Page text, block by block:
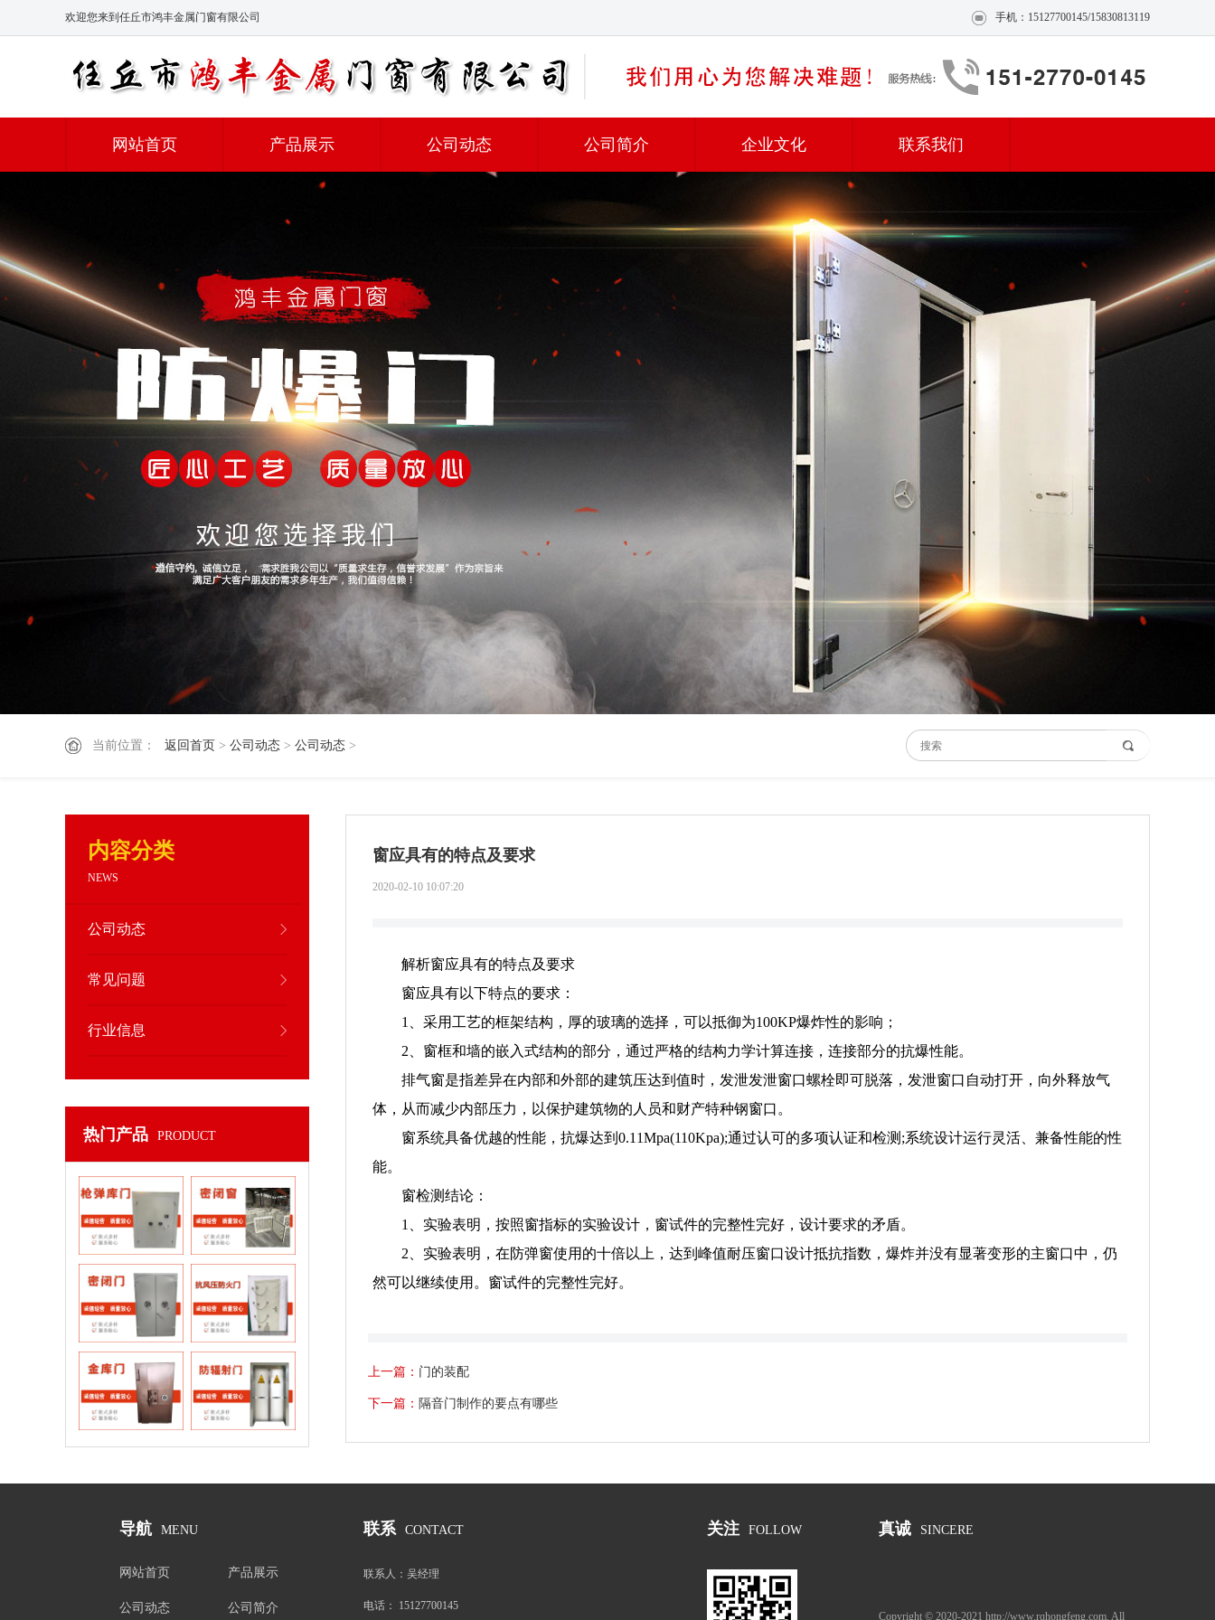
欢迎您来到任丘市鸿丰金属门窗有限公司 手机：15127700145/15830813119
网站首页 产品展示 公司动态 公司简介 企业文化 联系我们
当前位置： 返回首页 > 公司动态 > 公司动态 >
内容分类
NEWS
公司动态
常见问题
行业信息
热门产品 PRODUCT
密闭窗
抗风压防火门
门
窗应具有的特点及要求
2020-02-10 10:07:20
解析窗应具有的特点及要求
窗应具有以下特点的要求：
1、采用工艺的框架结构，厚的玻璃的选择，可以抵御为100KP爆炸性的影响；
2、窗框和墙的嵌入式结构的部分，通过严格的结构力学计算连接，连接部分的抗爆性能。
排气窗是指差异在内部和外部的建筑压达到值时，发泄发泄窗口螺栓即可脱落，发泄窗口自动打开，向外释放气
体，从而减少内部压力，以保护建筑物的人员和财产特种钢窗口。
窗系统具备优越的性能，抗爆达到0.11Mpa(110Kpa);通过认可的多项认证和检测;系统设计运行灵活、兼备性能的性
能。
窗检测结论：
1、实验表明，按照窗指标的实验设计，窗试件的完整性完好，设计要求的矛盾。
2、实验表明，在防弹窗使用的十倍以上，达到峰值耐压窗口设计抵抗指数，爆炸并没有显著变形的主窗口中，仍
然可以继续使用。窗试件的完整性完好。
上一篇： 门的装配
下一篇： 隔音门制作的要点有哪些
导航 MENU
网站首页 产品展示
公司动态 公司简介
联系 CONTACT
联系人： 吴经理
电话： 15127700145
关注 FOLLOW 真诚 SINCERE
Copyright © 2020-2021 http://www.rqhongfeng.com. All